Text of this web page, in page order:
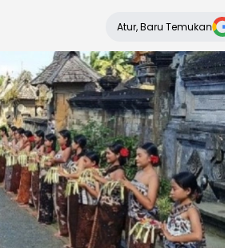
Atur, Baru Temukan